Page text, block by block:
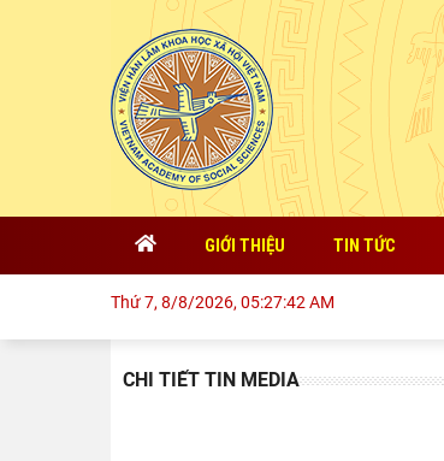
GIỚI THIỆU TIN TỨC
Thứ 7, 8/8/2026, 05:27:44 AM
CHI TIẾT TIN MEDIA